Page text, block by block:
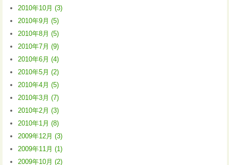
2010年10月 (3)
2010年9月 (5)
2010年8月 (5)
2010年7月 (9)
2010年6月 (4)
2010年5月 (2)
2010年4月 (5)
2010年3月 (7)
2010年2月 (3)
2010年1月 (8)
2009年12月 (3)
2009年11月 (1)
2009年10月 (2)